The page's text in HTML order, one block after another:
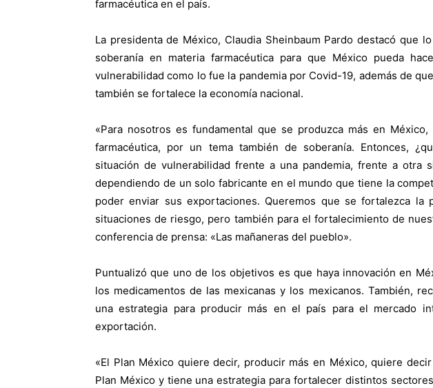
farmacéutica en el país.
La presidenta de México, Claudia Sheinbaum Pardo destacó que
soberanía en materia farmacéutica para que México pueda
vulnerabilidad como lo fue la pandemia por Covid-19, además de
también se fortalece la economía nacional.
«Para nosotros es fundamental que se produzca más en
farmacéutica, por un tema también de soberanía. Entonces,
situación de vulnerabilidad frente a una pandemia, frente a otra
dependiendo de un solo fabricante en el mundo que tiene la
poder enviar sus exportaciones. Queremos que se fortalezca la
situaciones de riesgo, pero también para el fortalecimiento de
conferencia de prensa: «Las mañaneras del pueblo».
Puntualizó que uno de los objetivos es que haya innovación en
los medicamentos de las mexicanas y los mexicanos. También,
una estrategia para producir más en el país para el mercado
exportación.
«El Plan México quiere decir, producir más en México, quiere
Plan México y tiene una estrategia para fortalecer distintos